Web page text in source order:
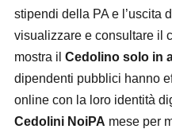
stipendi della PA e l’uscita
visualizzare e consultare il
mostra il Cedolino solo in
dipendenti pubblici hanno
online con la loro identità
Cedolini NoiPA mese per